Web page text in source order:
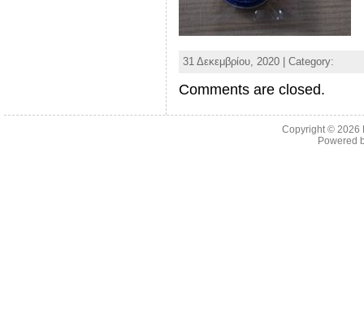
31 Δεκεμβρίου, 2020 | Category:
Comments are closed.
Copyright © 2026
Powered